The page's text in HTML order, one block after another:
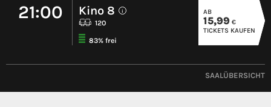
21:00 Kino 8 i
120
83% frei
AB
15,99 €
TICKETS KAUFEN
SAALÜBERSICHT